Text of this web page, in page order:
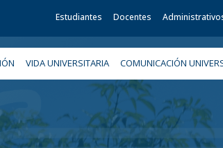
Estudiantes Docentes
VIDA UNIVERSITARIA COMUNICACIÓN